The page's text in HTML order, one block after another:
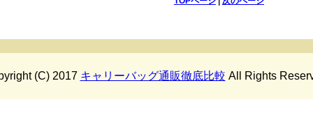
(C) 2017 キャリーバッグ通販徹底比較 All Rights